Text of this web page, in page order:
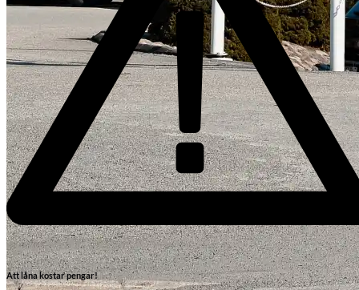
Att låna kostar pengar!